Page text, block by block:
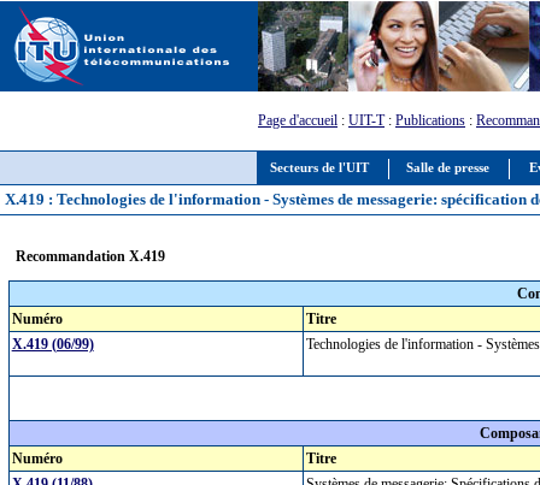
Secteurs de l'UIT Salle de presse
Page d'accueil : UIT-T: Publications :
X.419 : Technologies de l'information - Systèmes de messagerie: spécification
Recommandation X.419
Numéro
Titre
X.419 (06/99)
Technologies de l'information -
Numéro
Titre